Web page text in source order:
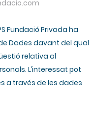
Fundació Privada ha
Dades davant del qual
relativa al
L’interessat pot
a través de les dades